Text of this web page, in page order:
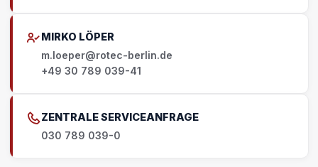
MIRKO LÖPER
m.loeper@rotec-berlin.de
+49 30 789 039-41
ZENTRALE SERVICEANFRAGE
030 789 039-0